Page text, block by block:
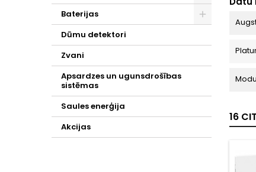
Baterijas
Dūmu detektori
Zvani
Apsardzes un ugunsdrošības
sistēmas
Saules enerģija
Akcijas
16